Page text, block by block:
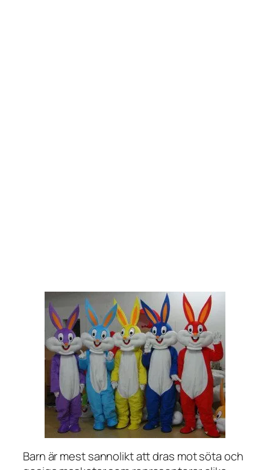
Barn är mest sannolikt att dras mot söta och